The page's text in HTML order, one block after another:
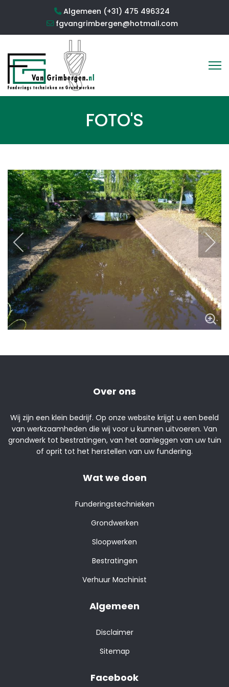
Algemeen (+31) 475 496324
fgvangrimbergen@hotmail.com
FOTO'S
Over ons
Wij zijn een klein bedrijf. Op onze website krijgt u een beeld
van werkzaamheden die wij voor u kunnen uitvoeren. Van
grondwerk tot bestratingen, van het aanleggen van uw tuin
of oprit tot het herstellen van uw fundering.
Wat we doen
Funderingstechnieken
Grondwerken
Sloopwerken
Bestratingen
Verhuur Machinist
Algemeen
Disclaimer
Sitemap
Facebook